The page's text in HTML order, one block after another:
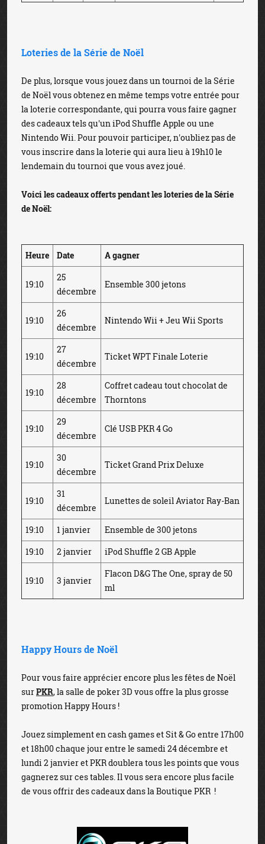
Loteries de la Série de Noël
De plus, lorsque vous jouez dans un tournoi de la Série
de Noël vous obtenez en même temps votre entrée pour
la loterie correspondante, qui pourra vous faire gagner
des cadeaux tels qu'un iPod Shuffle Apple ou une
Nintendo Wii. Pour pouvoir participer, n'oubliez pas de
vous inscrire dans la loterie qui aura lieu à 19h10 le
lendemain du tournoi que vous avez joué.
Voici les cadeaux offerts pendant les loteries de la Série
de Noël:
Heure Date A gagner
19:10
25
décembre
Ensemble 300 jetons
19:10
26
décembre
Nintendo Wii + Jeu Wii Sports
19:10
27
décembre
Ticket WPT Finale Loterie
19:10
28
décembre
Coffret cadeau tout chocolat de
Thorntons
19:10
29
décembre
Clé USB PKR 4 Go
19:10
30
décembre
Ticket Grand Prix Deluxe
19:10
31
décembre
Lunettes de soleil Aviator Ray-Ban
19:10 1 janvier
Ensemble de 300 jetons
19:10
2 janvier iPod Shuffle 2 GB Apple
19:10 3 janvier
Flacon D&G The One, spray de 50
ml
Happy Hours de Noël
Pour vous faire apprécier encore plus les fêtes de Noël
surPKR, la salle de poker 3D vous offre la plus grosse
promotion Happy Hours !
Jouez simplement en cash games et Sit & Go entre 17h00
et 18h00 chaque jour entre le samedi 24 décembre et
lundi 2 janvier et PKR doublera tous les points que vous
gagnerez sur ces tables. Il vous sera encore plus facile
de vous offrir des cadeaux dans la Boutique PKR !